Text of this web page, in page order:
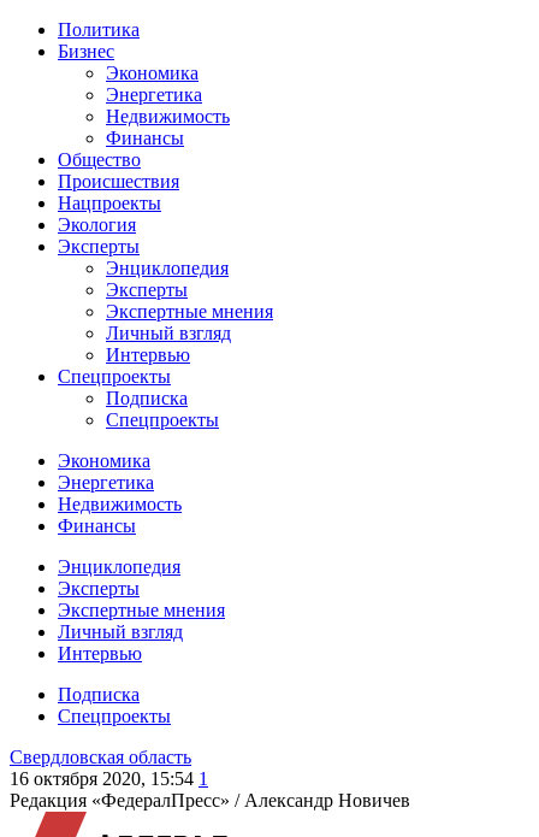
Политика
Бизнес
Экономика
Энергетика
Недвижимость
Финансы
Общество
Происшествия
Нацпроекты
Экология
Эксперты
Энциклопедия
Эксперты
Экспертные мнения
Личный взгляд
Интервью
Спецпроекты
Подписка
Спецпроекты
Экономика
Энергетика
Недвижимость
Финансы
Энциклопедия
Эксперты
Экспертные мнения
Личный взгляд
Интервью
Подписка
Спецпроекты
Свердловская область
16 октября 2020, 15:54 1
Редакция «ФедералПресс» / Александр Новичев